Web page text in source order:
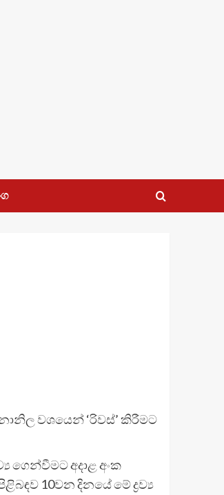
වශයෙන් ‘රිවස්’ කිරීමට
අදාළ අංක
10වන දිනයේ මේ ද්‍රව්‍ය